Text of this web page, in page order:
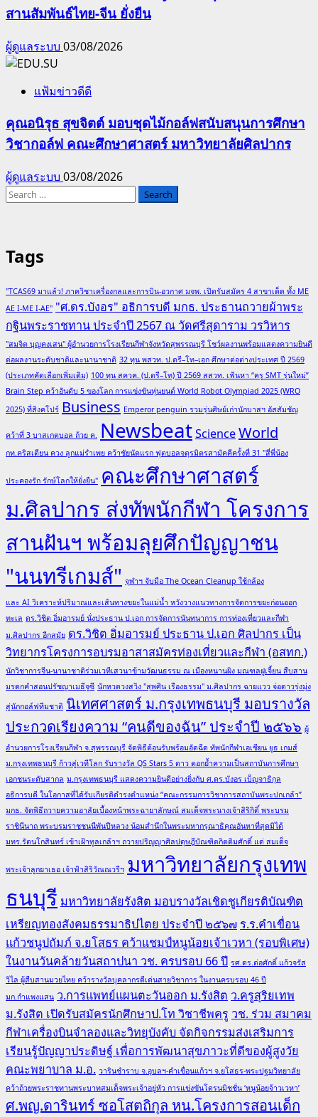
สานสัมพันธ์ไทย-จีน ยั่งยืน
ผู้ดูแลระบบ 03/08/2026
แฟ้มข่าวดีดี
คุณอนิรุธ สุขจิตต์ มอบชุดไม้กอล์ฟสนับสนุนการศึกษา
วิชากอล์ฟ คณะศึกษาศาสตร์ มหาวิทยาลัยศิลปากร
ผู้ดูแลระบบ 03/08/2026
Search
Tags
"TCAS69 มาแล้ว! ภาควิชาเครื่องกลและการบิน-อวกาศ มจพ. เปิดรับสมัคร 4 สาขาเด็ด ทั้ง ME
AE I-ME I-AE" "ศ.ดร.บังอร" อธิการบดี มกธ. ประธานถวายผ้าพระ
กฐินพระราชทาน ประจำปี 2567 ณ วัดศรีสุดาราม วรวิหาร
"สมจิต บุญคงเสน" ผู้อำนวยการโรงเรียนกีฬาจังหวัดสุพรรณบุรี โชว์ผลงานพร้อมแสดงความยินดี
ต่อผลงานระดับชาติและนานาชาติ 32 ทุน พสวท. ป.ตรี–โท–เอก ศึกษาต่อต่างประเทศ ปี 2569
(ประเภทคัดเลือกเพิ่มเติม) 100 ทุน สควค. (ป.ตรี–โท) ปี 2569 สสวท. เฟ้นหา “ครู SMT รุ่นใหม่”
Brain Step คว้าอันดับ 5 ของโลก การแข่งขันหุ่นยนต์ World Robot Olympiad 2025 (WRO
2025) ที่สิงคโปร์ Business Emperor penguin รวมรุ่นศิษย์เก่านักบาสฯ อัสสัมชัญ
คว้าที่ 3 บาสเกตบอล ถ้วย ค. NewsbeatScienceWorld
กท.คริสเตียน ควง ลูกแม่รำเพย คว้าชัยนัดแรก ฟุตบอลจตุรมิตรสามัคคีครั้งที่ 31 "สี่พี่น้อง
ประคองรัก รักษ์โลกให้ยั่งยืน" คณะศึกษาศาสตร์
ม.ศิลปากร ส่งทัพนักกีฬา โครงการ
สานฝันฯ พร้อมลุยศึกปัญญาชน
"นนทรีเกมส์" จุฬาฯ จับมือ The Ocean Cleanup ใช้กล้อง
และ AI วิเคราะห์ปริมาณและเส้นทางขยะในแม่น้ำ หวังวางแนวทางการจัดการขยะก่อนออก
ทะเล ดร.วิชิต อิ่มอารมย์ นั่งประธาน ป.เอก การจัดการนันทนาการ การท่องเที่ยวและกีฬา
ม.ศิลปากร อีกสมัย ดร.วิชิต อิ่มอารมย์ ประธาน ป.เอก ศิลปากร เป็น
วิทยากรโครงการอบรมอาสาสมัครท่องเที่ยวและกีฬา (อสทก.)
นักวิชาการจีน-นานาชาติร่วมเวทีเสวนาข้ามวัฒนธรรม ณ เมืองหนานผิง มณฑลฝูเจี้ยน สืบสาน
มรดกคำสอนปรัชญาเมธีจูซี นักหวดวงสวิง "สุพศิน เรืองธรรม" ม.ศิลปากร ฉายแวว จ่อดาวรุ่งมุ่ง
สู่นักกอล์ฟทีมชาติ นิเทศศาสตร์ ม.กรุงเทพธนบุรี มอบรางวัล
ประกวดเรียงความ “คนดีของฉัน” ประจำปี ๒๕๖๖ ผู้
อำนวยการโรงเรียนกีฬา จ.สุพรรณบุรี จัดพิธีต้อนรับพร้อมอัดฉีด ทัพนักกีฬาเอเชียน ยูธ เกมส์
ม.กรุงเทพธนบุรี ก้าวสู่เวทีโลก รับรางวัล QS Stars 5 ดาว ตอกย้ำความเป็นสถาบันการศึกษา
เอกชนระดับสากล ม.กรุงเทพธนบุรี แสดงความยินดีอย่างยิ่งกับ ศ.ดร.บังอร เบ็ญจาธิกุล
อธิการบดี ในโอกาสที่ได้รับเกียรติดำรงตำแหน่ง “คณะกรรมการวิชาการสถาบันพระปกเกล้า”
มกธ. จัดพิธีถวายความอาลัยเบื้องหน้าพระฉายาลักษณ์ สมเด็จพระนางเจ้าสิริกิติ์ พระบรม
ราชินีนาถ พระบรมราชชนนีพันปีหลวง น้อมสำนึกในพระมหากรุณาธิคุณอันหาที่สุดมิได้
มทร.รัตนโกสินทร์ เข้าเฝ้าทูลเกล้าฯ ถวายปริญญาศิลปดุษฎีบัณฑิตกิตติมศักดิ์ แด่ สมเด็จ
พระเจ้าลูกยาเธอ เจ้าฟ้าสิริวัณณวรีฯ มหาวิทยาลัยกรุงเทพ
ธนบุรี มหาวิทยาลัยรังสิต มอบรางวัลเชิดชูเกียรติบัณฑิต
เหรียญทองสังคมธรรมาธิปไตย ประจำปี ๒๕๖๗ ร.ร.คำเขื่อน
แก้วชนูปถัมภ์ จ.ยโสธร คว้าแชมป์หนูน้อยเจ้าเวหา (รอบพิเศษ)
ในงานวันคล้ายวันสถาปนา วช. ครบรอบ 66 ปี รศ.ดร.ต่อศักดิ์ แก้วจรัส
วิไล ผู้สืบสานมวยไทย คว้ารางวัลบุคลากรดีเด่นสายวิชาการ ในงานครบรอบ 46 ปี
มก.กำแพงแสน ว.การแพทย์แผนตะวันออก ม.รังสิต ว.ครูสุริยเทพ
ม.รังสิต เปิดรับสมัครนักศึกษาป.โท วิชาชีพครู วช. ร่วม สมาคม
กีฬาเครื่องบินจำลองและวิทยุบังคับ จัดกิจกรรมส่งเสริมการ
เรียนรู้ปัญญาประดิษฐ์ เพื่อการพัฒนาสุขภาวะที่ดีของผู้สูงวัย
คณะพยาบาล ม.อ. วารินชำราบ จ.อุบลฯ-คำเขื่อนแก้วฯ จ.ยโสธร-พระปฐมวิทยาลัย
คว้าถ้วยพระราชทานพระบาทสมเด็จพระเจ้าอยู่หัว การแข่งขันโดรนมิชชั่น ‘หนูน้อยจ้าวเวหา’
ศ.พญ.ดารินทร์ ซอโสตถิกุล หน.โครงการสอนเด็ก